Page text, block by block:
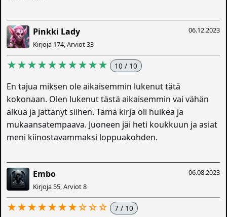
06.12.2023
Pinkki Lady
Kirjoja 174, Arviot 33
★★★★★★★★★★ 10 / 10
En tajua miksen ole aikaisemmin lukenut tätä
kokonaan. Olen lukenut tästä aikaisemmin vai vähän
alkua ja jättänyt siihen. Tämä kirja oli huikea ja
mukaansatempaava. Juoneen jäi heti koukkuun ja asiat
meni kiinostavammaksi loppuakohden.
06.08.2023
Embo
Kirjoja 55, Arviot 8
★★★★★★★☆☆☆ 7 / 10